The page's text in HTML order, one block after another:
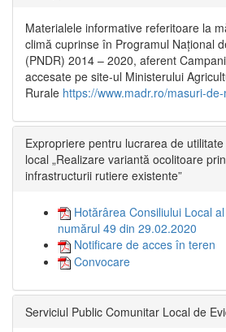
Materialele informative referitoare la
climă cuprinse în Programul Național
(PNDR) 2014 – 2020, aferent
accesate pe site-ul Ministerului
Rurale https://www.madr.ro/masuri-
Expropriere pentru lucrarea de
local „Realizare variantă ocolitoare
infrastructurii rutiere existente”
Hotărârea Consiliului Local
numărul 49 din 29.02.2020
Notificare de acces în teren
Convocare
Serviciul Public Comunitar Local de